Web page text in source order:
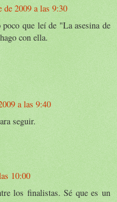
de 2009 a las 9:30
que leí de "La asesina de
con ella.
a las 9:40
seguir.
10:00
los finalistas. Sé que es un